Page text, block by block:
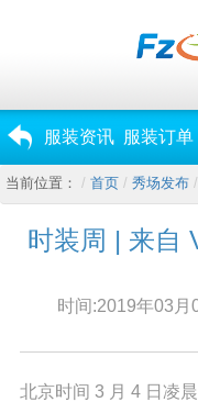
服装资讯 服装订单
当前位置： 首页 秀场发布
时装周 | 来自
时间:2019年03月
北京时间 3 月 4 日凌